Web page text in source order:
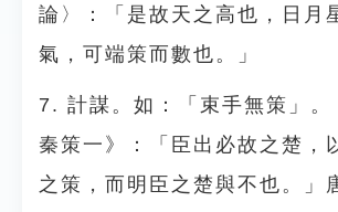
論〉：「是故天之高也，日月
氣，可端策而數也。」
7. 計謀。如：「束手無策」。
秦策一》：「臣出必故之楚，
之策，而明臣之楚與不也。」